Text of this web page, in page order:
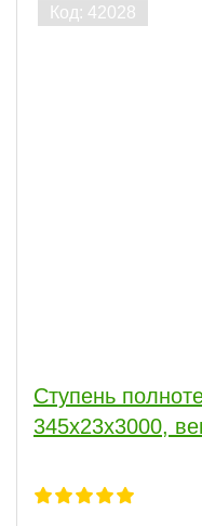
Ступень
345х23х3000,